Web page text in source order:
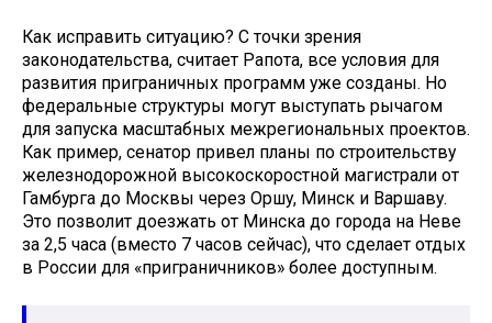
Как исправить ситуацию? С точки зрения
законодательства, считает Рапота, все условия для
развития приграничных программ уже созданы. Но
федеральные структуры могут выступать рычагом
для запуска масштабных межрегиональных проектов.
Как пример, сенатор привел планы по строительству
железнодорожной высокоскоростной магистрали от
Гамбурга до Москвы через Оршу, Минск и Варшаву.
Это позволит доезжать от Минска до города на Неве
за 2,5 часа (вместо 7 часов сейчас), что сделает отдых
в России для «приграничников» более доступным.